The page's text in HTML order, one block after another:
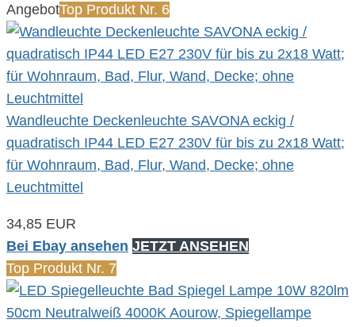
AngebotTop Produkt Nr. 6
Wandleuchte Deckenleuchte SAVONA eckig /
quadratisch IP44 LED E27 230V für bis zu 2x18 Watt;
für Wohnraum, Bad, Flur, Wand, Decke; ohne
Leuchtmittel
34,85 EUR
Bei Ebay ansehen JETZT ANSEHEN
Top Produkt Nr. 7